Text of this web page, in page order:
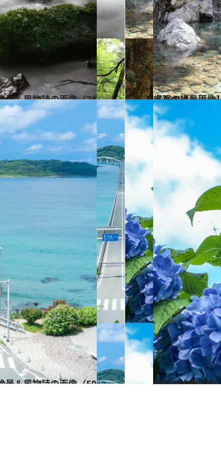
2023.8.1
【夏の絶景画像】2023年版 近畿エリアの夏の絶景＆風物詩の画像（70点）
旅＆お出かけ
2023.7.20
【夏の絶景画像】2023年版 四国エリアの夏の絶景＆風物詩の画像（40点）
旅＆お出かけ